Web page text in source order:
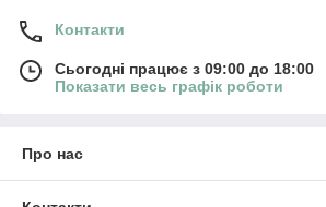
Контакти
Сьогодні працює з 09:00 до 18:00
Показати весь графік роботи
Про нас